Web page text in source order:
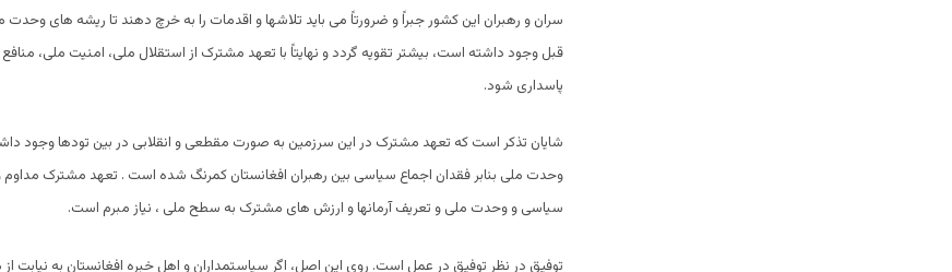
سران و رهبران این کشور جبراً و ضرورتاً می باید تلاشها و اقدمات را به خرچ دهند تا ریشه های وحدت
قبل وجود داشته است، بیشتر تقویه گردد و نهایتاً با تعهد مشترک از استقلال ملی، امنیت ملی، منافع
پاسداری شود.
شایان تذکر است که تعهد مشترک در این سرزمین به صورت مقطعی و انقلابی در بین تودها وجود
وحدت ملی بنابر فقدان اجماع سیاسی بین رهبران افغانستان کمرنگ شده است . تعهد مشترک مداوم و
سیاسی و وحدت ملی و تعریف آرمانها و ارزش های مشترک به سطح ملی ، نیاز مبرم است.
توفیق در نظر توفیق در عمل است. روی این اصل، اگر سیاستمداران و اهل خبره افغانستان به نیابت